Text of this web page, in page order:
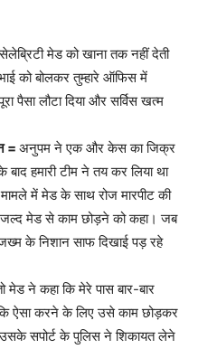
मेड को खाना तक नहीं देती
को बोलकर तुम्हारे ऑफिस में
पैसा लौटा दिया और सर्विस खत्म
= अनुपम ने एक और केस का जिक्र
हमारी टीम ने तय कर लिया था
में मेड के साथ रोज मारपीट की
जल्द मेड से काम छोड़ने को कहा। जब
के निशान साफ दिखाई पड़ रहे
ने कहा कि मेरे पास बार-बार
ऐसा करने के लिए उसे काम छोड़कर
उसके सपोर्ट के पुलिस ने शिकायत लेने